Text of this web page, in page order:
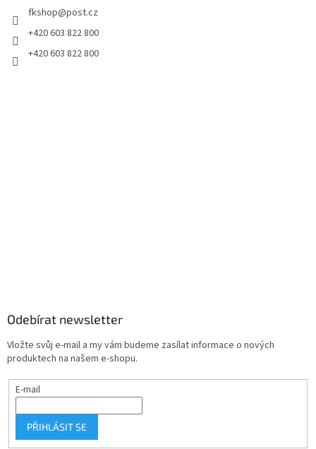
fkshop@post.cz
+420 603 822 800
+420 603 822 800
Odebírat newsletter
Vložte svůj e-mail a my vám budeme zasílat informace o nových
produktech na našem e-shopu.
E-mail
PŘIHLÁSIT SE